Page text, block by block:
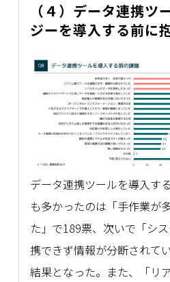
（４）データ連携ツ
ジーを導入する前に
データ連携ツールを導入す
も多かったのは「手作業が
た」で189票、次いで「シ
携できず情報が分断されて
結果となった。また、「リ